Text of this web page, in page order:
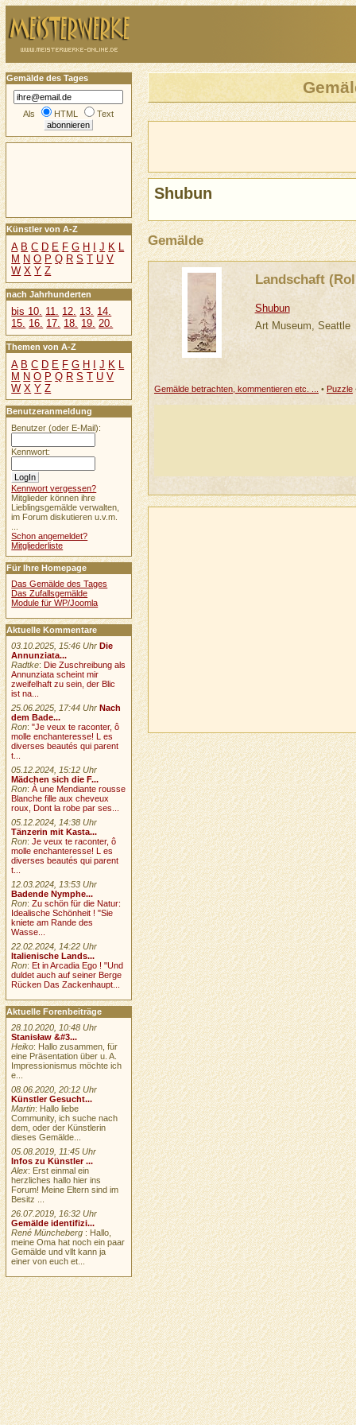
Shubun
Gemälde
Landschaft
Shubun
Art Museum, Seattle
Gemälde betrachten, kommentieren etc. ... • Puzzle
Gemälde des Tages
Als HTML Text
Künstler von A-Z
A B C D E F G H J K L
M N O P Q R S T U V
W X Y Z
nach Jahrhunderten
bis 10. 11. 12. 13. 14.
15. 16. 17. 18. 19. 20.
Themen von A-Z
A B C D E F G H I J K L
M N O P Q R S T U V
W X Y Z
Benutzeranmeldung
Benutzer (oder E-Mail):
Kennwort:
Kennwort vergessen?
Mitglieder können ihre
Lieblingsgemälde verwalten,
im Forum diskutieren u.v.m.
Schon angemeldet?
Mitgliederliste
Für Ihre Homepage
Das Gemälde des Tages
Das Zufallsgemälde
Module für WP/Joomla
Aktuelle Kommentare
03.10.2025, 15:46 Uhr Die
Annunziata...
Radtke: Die Zuschreibung als
Annunziata scheint mir
zweifelhaft zu sein, der Blic
ist na...
25.06.2025, 17:44 Uhr Nach
dem Bade...
Ron:"Je veux te raconter, ô
molle enchanteresse! L es
diverses beautés qui parent
t...
05.12.2024, 15:12 Uhr
Mädchen sich die F...
Ron:À une Mendiante rousse
Blanche fille aux cheveux
roux, Dont la robe par ses...
05.12.2024, 14:38 Uhr
Tänzerin mit Kasta...
Ron:Je veux te raconter, ô
molle enchanteresse! L es
diverses beautés qui parent
t...
12.03.2024, 13:53 Uhr
Badende Nymphe...
Ron:Zu schön für die Natur:
Idealische Schönheit ! "Sie
kniete am Rande des
Wasse...
22.02.2024, 14:22 Uhr
Italienische Lands...
Ron:Et in Arcadia Ego ! "Und
duldet auch auf seiner Berge
Rücken Das Zackenhaupt...
Aktuelle Forenbeiträge
28.10.2020, 10:48 Uhr
Stanisław &#3...
Heiko: Hallo zusammen, für
eine Präsentation über u. A.
Impressionismus möchte ich
e...
08.06.2020, 20:12 Uhr
Künstler Gesucht...
Martin: Hallo liebe
Community, ich suche nach
dem, oder der Künstlerin
dieses Gemälde...
05.08.2019, 11:45 Uhr
Infos zu Künstler ...
Alex: Erst einmal ein
herzliches hallo hier ins
Forum! Meine Eltern sind im
Besitz ...
26.07.2019, 16:32 Uhr
Gemälde identifizi...
René Müncheberg : Hallo,
meine Oma hat noch ein paar
Gemälde und vllt kann ja
einer von euch et...